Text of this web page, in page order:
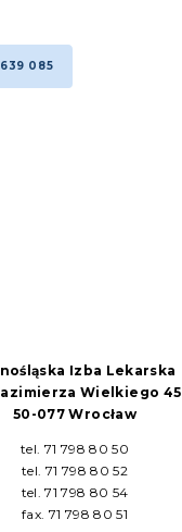
639 085
Izba Lekarska
Wielkiego 45
50-077 Wrocław
tel. 71 798 80 50
tel. 71 798 80 52
tel. 71 798 80 54
fax. 71 798 80 51